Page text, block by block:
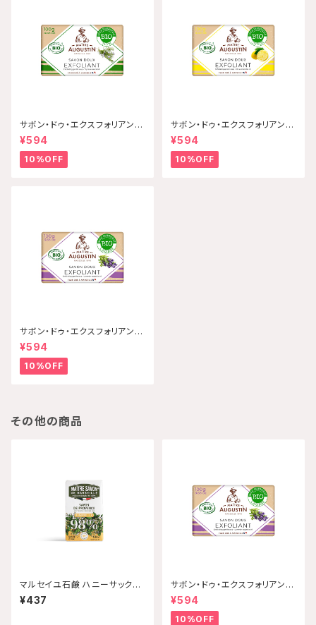
サボン・ドゥ・エクスフォリアン
ト・ビオ タイム 100g Maitre
Augustin 【配送グループQ】
¥594
10%OFF
サボン・ドゥ・エクスフォリアン
ト・ビオ シトラス 100g Maitr
e Augustin 【配送グループ
Q】
¥594
10%OFF
サボン・ドゥ・エクスフォリアン
ト・ビオ ラベンダー 100g Mai
tre Augustin 【配送グループ
Q】
¥594
10%OFF
その他の商品
マルセイユ石鹸 ハニーサックル
100g ネコポス発送
¥437
サボン・ドゥ・エクスフォリアン
ト・ビオ ラベンダー 100g Mai
tre Augustin 【配送グループ
Q】
¥594
10%OFF